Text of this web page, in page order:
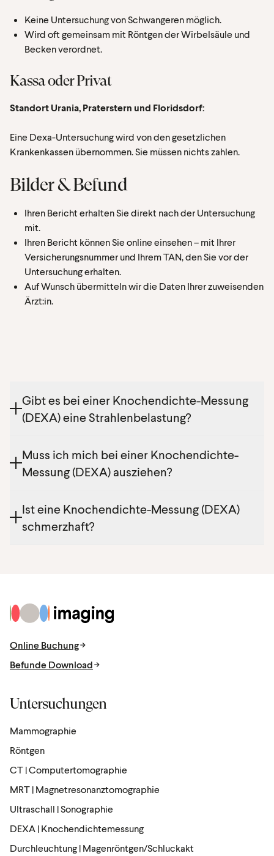
Keine Untersuchung von Schwangeren möglich.
Wird oft gemeinsam mit Röntgen der Wirbelsäule und
Becken verordnet.
Kassa oder Privat
Standort Urania, Praterstern und Floridsdorf:
Eine Dexa-Untersuchung wird von den gesetzlichen
Krankenkassen übernommen. Sie müssen nichts zahlen.
Bilder & Befund
Ihren Bericht erhalten Sie direkt nach der Untersuchung
mit.
Ihren Bericht können Sie online einsehen – mit Ihrer
Versicherungsnummer und Ihrem TAN, den Sie vor der
Untersuchung erhalten.
Auf Wunsch übermitteln wir die Daten Ihrer zuweisenden
Ärzt:in.
Gibt es bei einer Knochendichte-Messung
(DEXA) eine Strahlenbelastung?
Messung (DEXA) ist sehr gering.
Muss ich mich bei einer Knochendichte-
Messung (DEXA) ausziehen?
Bei einer Knochendichte-Messung (DEXA) können
Sie metallfreie Kleidung anlassen, nur metallhaltige
Teile (z. B. BH, Gürtel, Schmuck) müssen abgelegt
Ist eine Knochendichte-Messung (DEXA)
schmerzhaft?
Zur Startseite
Online Buchung
Befunde Download
Untersuchungen
Mammographie
Röntgen
CT | Computertomographie
MRT | Magnetresonanztomographie
Ultraschall | Sonographie
DEXA | Knochendichtemessung
Durchleuchtung | Magenröntgen/Schluckakt